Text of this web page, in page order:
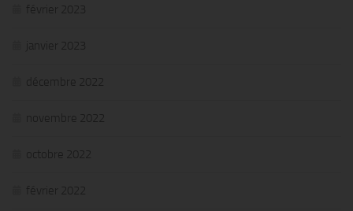
février 2023
janvier 2023
décembre 2022
novembre 2022
octobre 2022
février 2022